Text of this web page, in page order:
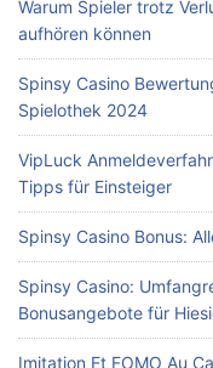
Warum Spieler trotz
aufhören können
Spinsy Casino
Spielothek 2024
VipLuck
Tipps für Einsteiger
Spinsy Casino Bonus:
Spinsy Casino:
Bonusangebote für
Imitation Et FOMO Au